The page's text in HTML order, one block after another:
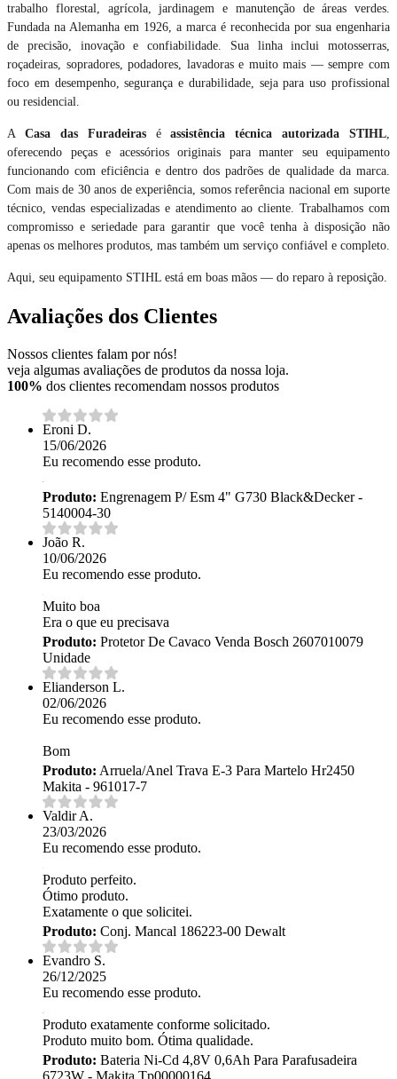
trabalho florestal, agrícola, jardinagem e manutenção de áreas verdes.
Fundada na Alemanha em 1926, a marca é reconhecida por sua engenharia
de precisão, inovação e confiabilidade. Sua linha inclui motosserras,
roçadeiras, sopradores, podadores, lavadoras e muito mais — sempre com
foco em desempenho, segurança e durabilidade, seja para uso profissional
ou residencial.
A Casa das Furadeiraséassistência técnica autorizada STIHL
oferecendo peças e acessórios originais para manter seu equipamento
funcionando com eficiência e dentro dos padrões de qualidade da marca.
Com mais de 30 anos de experiência, somos referência nacional em suporte
técnico, vendas especializadas e atendimento ao cliente. Trabalhamos com
compromisso e seriedade para garantir que você tenha à disposição não
apenas os melhores produtos, mas também um serviço confiável e completo.
Aqui, seu equipamento STIHL está em boas mãos — do reparo à reposição.
Avaliações dos Clientes
Nossos clientes falam por nós!
veja algumas avaliações de produtos da nossa loja.
100% dos clientes recomendam nossos produtos
Eroni D.
15/06/2026
Eu recomendo esse produto.
Produto: Engrenagem P/ Esm 4" G730 Black&Decker -
5140004-30
João R.
10/06/2026
Eu recomendo esse produto.
Muito boa
Era o que eu precisava
Produto: Protetor De Cavaco Venda Bosch 2607010079
Unidade
Elianderson L.
02/06/2026
Eu recomendo esse produto.
Bom
Produto: Arruela/Anel Trava E-3 Para Martelo Hr2450
Makita - 961017-7
Valdir A.
23/03/2026
Eu recomendo esse produto.
Produto perfeito.
Ótimo produto.
Exatamente o que solicitei.
Produto: Conj. Mancal 186223-00 Dewalt
Evandro S.
26/12/2025
Eu recomendo esse produto.
Produto exatamente conforme solicitado.
Produto muito bom. Ótima qualidade.
Produto: Bateria Ni-Cd 4,8V 0,6Ah Para Parafusadeira
6723W - Makita Tp00000164